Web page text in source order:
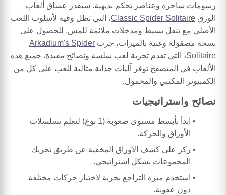
رسومات ساحرة وعناصر تحكم بديهية. سيقدر عشاق ألعاب
الورق Classic Spider Solitaire، التي تظل وفية لأسلوب اللعب
الأصلي مع تنقل بسيط ومدخلات ملائمة للمس. للحصول على
نسخة مصقولة وغنية بالميزات، جرب Arkadium's Spider
Solitaire، التي تقدم تجربة لعب سلسة ونصائح مفيدة. جميع هذه
الألعاب في المتصفح توفر آليات جذابة مثالية للعب على كل من
الكمبيوتر المكتبي والمحمول.
نصائح واستراتيجيات
ابدأ بأبسط مستوى صعوبة (1 نوع) لتعلم تسلسلات
الأوراق والحركة.
ركز على كشف الأوراق المخفية عن طريق تحريك
المجموعات بشكل استراتيجي.
استخدم ميزة التراجع بحرية لاختبار حركات مختلفة
دون عقوبة.